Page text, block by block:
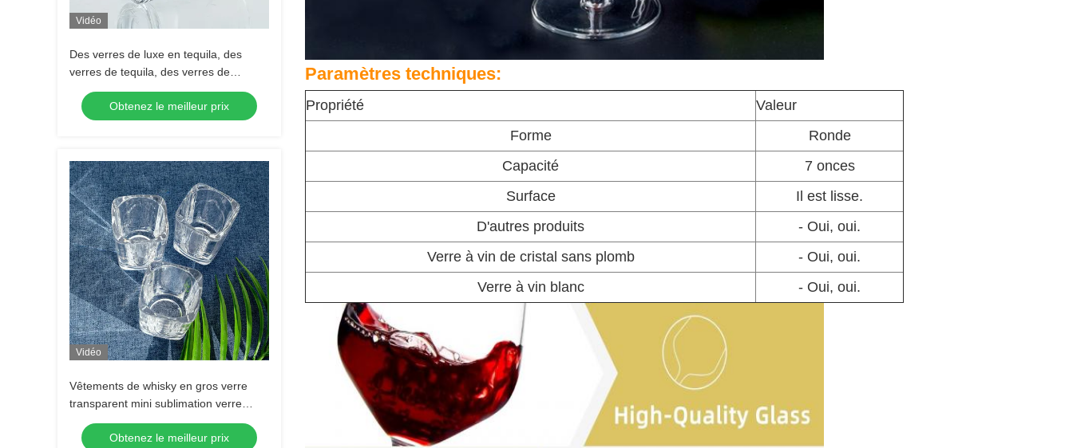
Vidéo
Des verres de luxe en tequila, des
verres de tequila, des verres de
tequila, des verres de tequila, des
verres de tequila.
Obtenez le meilleur prix
Vidéo
Vêtements de whisky en gros verre
transparent mini sublimation verre
tequila verre shot Espresso verre shot
Obtenez le meilleur prix
Paramètres techniques:
Propriété
Valeur
Forme
Ronde
Capacité
7 onces
Surface
Il est lisse.
D'autres produits
- Oui, oui.
Verre à vin de cristal sans plomb
- Oui, oui.
Verre à vin blanc
- Oui, oui.